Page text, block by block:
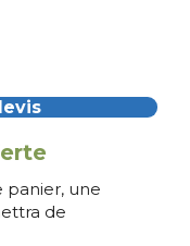
panier, une
de